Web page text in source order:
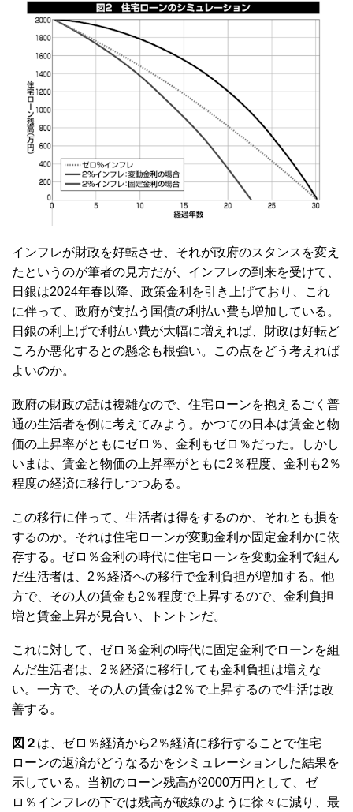
インフレが財政を好転させ、それが政府のスタンスを変え
たというのが筆者の見方だが、インフレの到来を受けて、
日銀は2024年春以降、政策金利を引き上げており、これ
に伴って、政府が支払う国債の利払い費も増加している。
日銀の利上げで利払い費が大幅に増えれば、財政は好転ど
ころか悪化するとの懸念も根強い。この点をどう考えれば
よいのか。
政府の財政の話は複雑なので、住宅ローンを抱えるごく普
通の生活者を例に考えてみよう。かつての日本は賃金と物
価の上昇率がともにゼロ％、金利もゼロ％だった。しかし
いまは、賃金と物価の上昇率がともに2％程度、金利も2％
程度の経済に移行しつつある。
この移行に伴って、生活者は得をするのか、それとも損を
するのか。それは住宅ローンが変動金利か固定金利かに依
存する。ゼロ％金利の時代に住宅ローンを変動金利で組ん
だ生活者は、2％経済への移行で金利負担が増加する。他
方で、その人の賃金も2％程度で上昇するので、金利負担
増と賃金上昇が見合い、トントンだ。
これに対して、ゼロ％金利の時代に固定金利でローンを組
んだ生活者は、2％経済に移行しても金利負担は増えな
い。一方で、その人の賃金は2％で上昇するので生活は改
善する。
図２ は、ゼロ％経済から2％経済に移行することで住宅
ローンの返済がどうなるかをシミュレーションした結果を
示している。当初のローン残高が2000万円として、ゼ
ロ％インフレの下では残高が破線のように徐々に減り、最